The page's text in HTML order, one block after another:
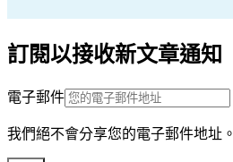
訂閱以接收新文章通知
電子郵件
我們絕不會分享您的電子郵件地址。